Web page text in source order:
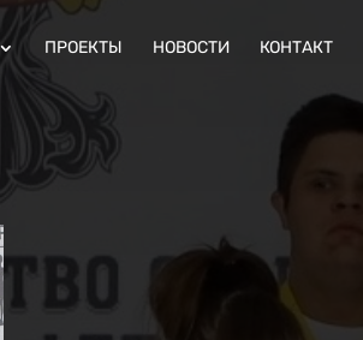
ПРОЕКТЫ НОВОСТИ КОНТАКТ